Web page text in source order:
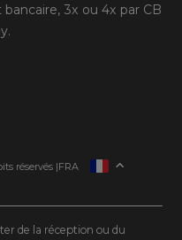
3x ou 4x par CB
réservés |
ESPAÑA
DEUTSCHLAND
FRA
de la réception ou du